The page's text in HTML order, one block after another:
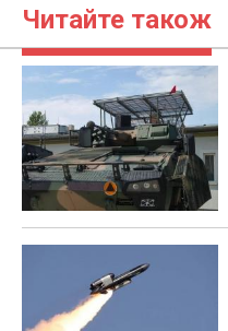
Читайте також